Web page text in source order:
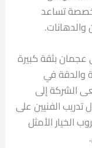
تساعد
والدهانات.
بثقة كبيرة
والدقة في
الشركة إلى
الفنيين على
الخيار الأمثل